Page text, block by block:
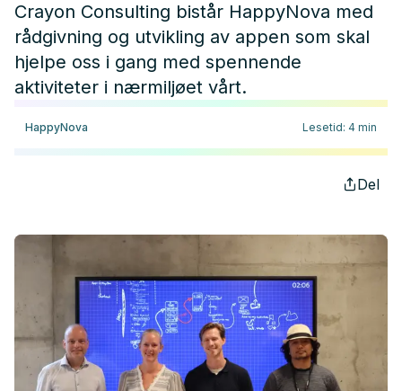
Crayon Consulting bistår HappyNova med
rådgivning og utvikling av appen som skal
hjelpe oss i gang med spennende
aktiviteter i nærmiljøet vårt.
HappyNova Lesetid: 4 min
Del